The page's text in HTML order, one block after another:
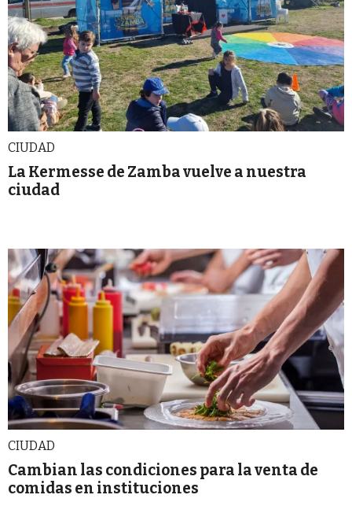
CIUDAD
La Kermesse de Zamba vuelve a nuestra
ciudad
CIUDAD
Cambian las condiciones para la venta de
comidas en instituciones